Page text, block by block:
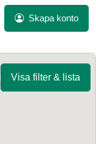
Skapa konto
Visa filter & lista